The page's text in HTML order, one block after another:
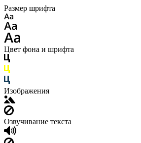
Размер шрифта
Цвет фона и шрифта
Изображения
Озвучивание текста